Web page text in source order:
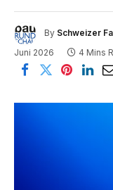
By Schweizer
Juni 2026
4 Mins